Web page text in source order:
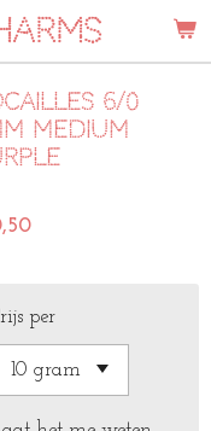
6/0
Medium
per